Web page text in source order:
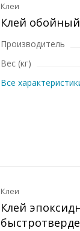
Клеи
Клей обойный
Производитель
Вес (кг)
Все
Клеи
Клей